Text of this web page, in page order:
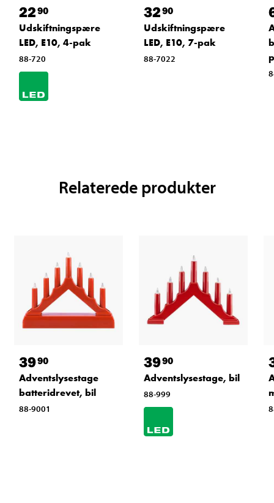
2290
Udskiftningspære
LED, E10, 4-pak
88-720
3290
Udskiftningspære
LED, E10, 7-pak
88-7022
Relaterede produkter
3990
Adventslysestage
batteridrevet, bil
88-9001
3990
Adventslysestage, bil
88-999